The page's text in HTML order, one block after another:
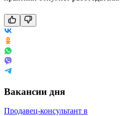
Вакансии дня
Продавец-консультант в